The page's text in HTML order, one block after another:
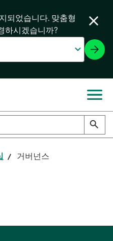
되었습니다. 맞춤형
하시겠습니까?
거버넌스